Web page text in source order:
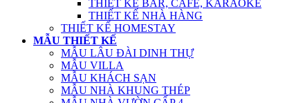
THIẾT KẾ BAR, CAFE, KARAOKE
THIẾT KẾ NHÀ HÀNG
THIẾT KẾ HOMESTAY
MẪU THIẾT KẾ
MẪU LÂU ĐÀI DINH THỰ
MẪU VILLA
MẪU KHÁCH SẠN
MẪU NHÀ KHUNG THÉP